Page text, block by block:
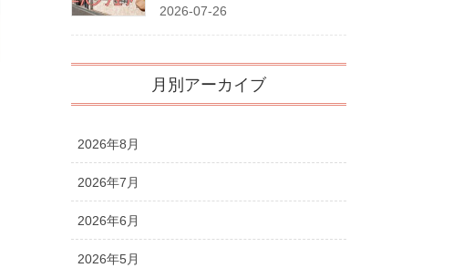
2026-07-26
月別アーカイブ
2026年8月
2026年7月
2026年6月
2026年5月